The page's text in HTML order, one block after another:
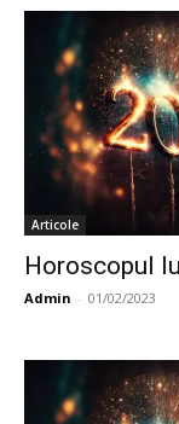
Articole
Horoscopul
Admin - 01/02/2023